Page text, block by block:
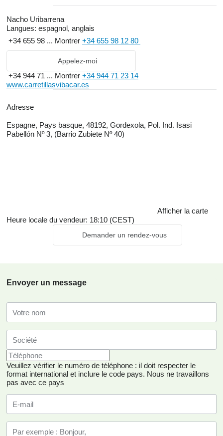
Nacho Uribarrena
Langues: espagnol, anglais
+34 655 98 ... Montrer +34 655 98 12 80
Appelez-moi
+34 944 71 ... Montrer +34 944 71 23 14
www.carretillasvibacar.es
Adresse
Espagne, Pays basque, 48192, Gordexola, Pol. Ind. Isasi
Pabellón Nº 3, (Barrio Zubiete Nº 40)
Afficher la carte
Heure locale du vendeur: 18:10 (CEST)
Demander un rendez-vous
Envoyer un message
Veuillez vérifier le numéro de téléphone : il doit respecter le
format international et inclure le code pays. Nous ne travaillons
pas avec ce pays